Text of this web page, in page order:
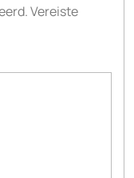
Vereiste